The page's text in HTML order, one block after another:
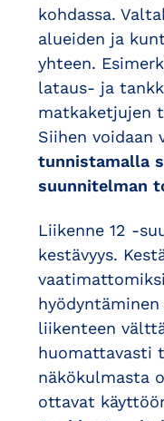
kohdassa.
alueiden ja
yhteen.
lataus- ja
matkaketjujen
Siihen
tunnistamalla
suunnitelman
Liikenne 12 -
kestävyys.
liikenteen
huomattavasti
näkökulmasta
ottavat